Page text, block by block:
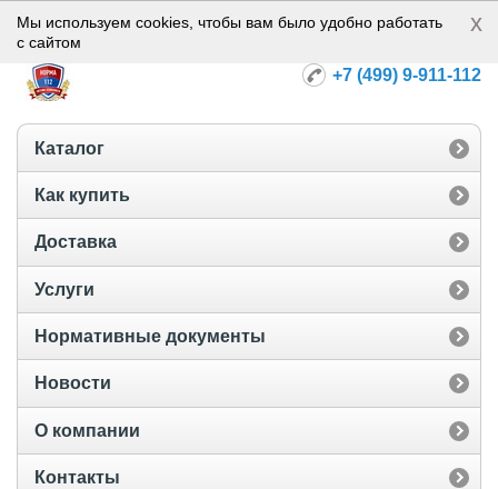
Норма-112
+7 (499) 9-911-112
Каталог
Как купить
Доставка
Услуги
Нормативные документы
Новости
О компании
Контакты
Мы используем cookies, чтобы вам было удобно работать
с сайтом
x